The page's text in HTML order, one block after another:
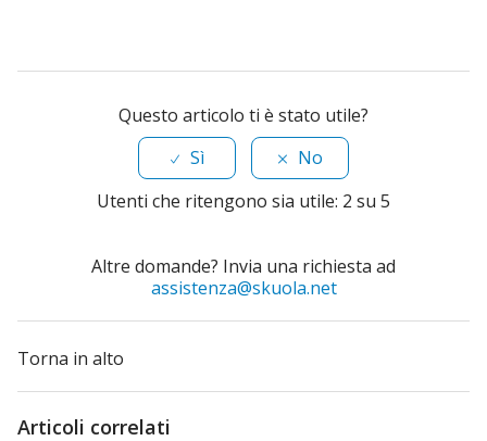
Questo articolo ti è stato utile?
Sì
No
Utenti che ritengono sia utile: 2 su 5
Altre domande? Invia una richiesta ad
assistenza@skuola.net
Torna in alto
Articoli correlati